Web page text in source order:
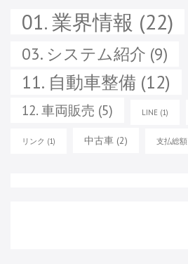
01. 業界情報 (22)
03. システム紹介 (9)
11. 自動車整備 (12)
12. 車両販売 (5) LINE (1)
リンク (1) 中古車 (2) 支払総額